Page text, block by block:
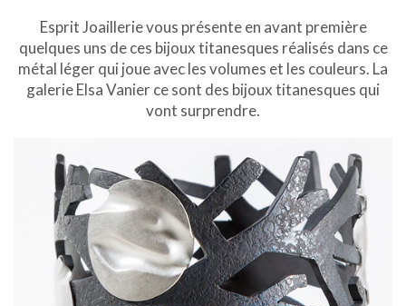
Esprit Joaillerie vous présente en avant première
quelques uns de ces bijoux titanesques réalisés dans ce
métal léger qui joue avec les volumes et les couleurs. La
galerie Elsa Vanier ce sont des bijoux titanesques qui
vont surprendre.